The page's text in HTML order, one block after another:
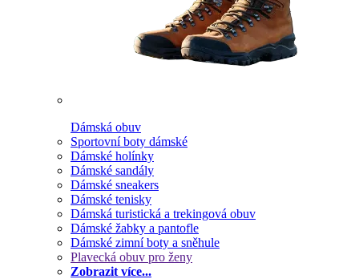
Dámská obuv
Sportovní boty dámské
Dámské holínky
Dámské sandály
Dámské sneakers
Dámské tenisky
Dámská turistická a trekingová obuv
Dámské žabky a pantofle
Dámské zimní boty a sněhule
Plavecká obuv pro ženy
Zobrazit více...